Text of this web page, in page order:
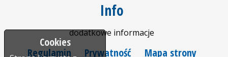
Info
dodatkowe informacje
Regulamin Prywatność Mapa strony
Cookies